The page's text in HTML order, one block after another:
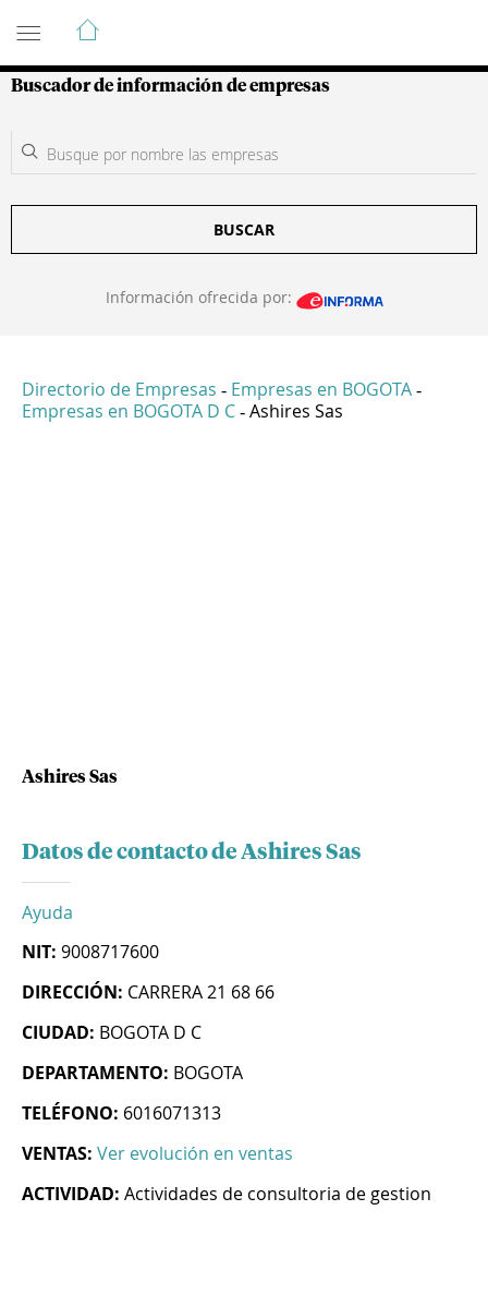
Guía de Empresas Colombianas
Buscador de información de empresas
BUSCAR
Información ofrecida por:
Directorio de Empresas - Empresas en BOGOTA -
Empresas en BOGOTA D C - Ashires Sas
Ashires Sas
Datos de contacto de Ashires Sas
Ayuda
NIT: 9008717600
DIRECCIÓN: CARRERA 21 68 66
CIUDAD: BOGOTA D C
DEPARTAMENTO: BOGOTA
TELÉFONO: 6016071313
VENTAS: Ver evolución en ventas
ACTIVIDAD: Actividades de consultoria de gestion